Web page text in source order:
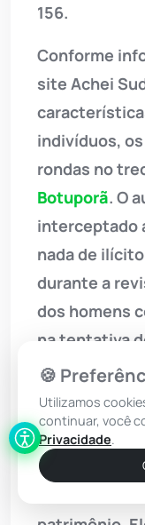
156.
Conforme
site Achei
indivíduos,
rondas no
Botuporã. O
interceptado
nada de
durante a
dos homens
na tentativa
da equipe.
De acordo
veterana na
🍪
Utilizamos
continuar, você
Privacidade.